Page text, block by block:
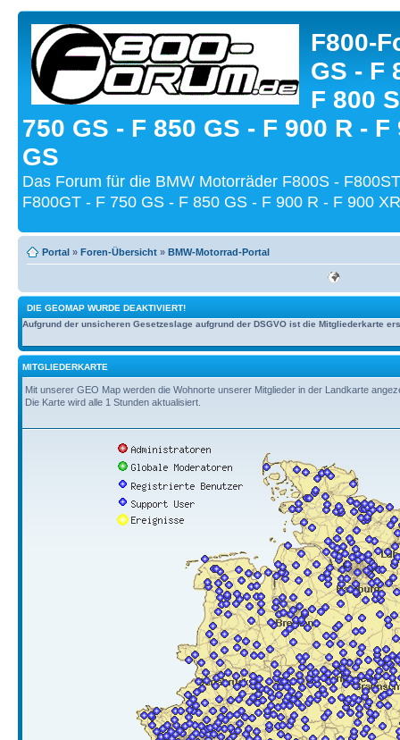
F800-
GS - F
F 800
750 GS - F 850 GS - F 900 R - F
GS
Das Forum für die BMW Motorräder F800S -
F800GT - F 750 GS - F 850 GS - F 900 R - F 900
Portal » Foren-Übersicht » BMW-Motorrad-Portal
DIE GEOMAP WURDE DEAKTIVIERT!
Aufgrund der unsicheren Gesetzeslage aufgrund der DSGVO ist die Mitgliederkarte
MITGLIEDERKARTE
Mit unserer GEO Map werden die Wohnorte unserer Mitglieder in der Landkarte
Die Karte wird alle 1 Stunden aktualisiert.